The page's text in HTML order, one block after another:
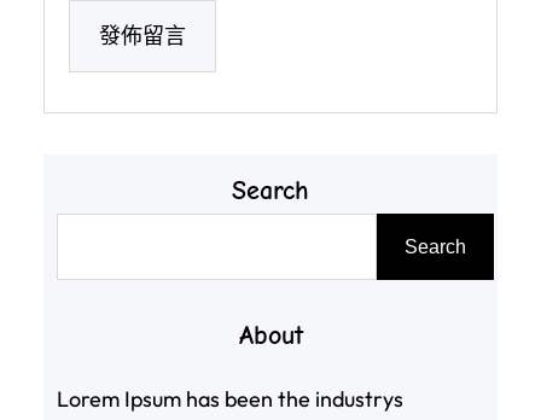
Search
Search
About
Lorem Ipsum has been the industrys